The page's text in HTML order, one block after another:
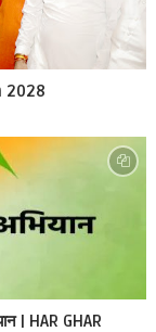
2028
| HAR GHAR